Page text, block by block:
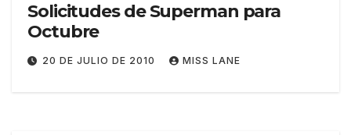
Solicitudes de Superman para
Octubre
20 DE JULIO DE 2010 MISS LANE